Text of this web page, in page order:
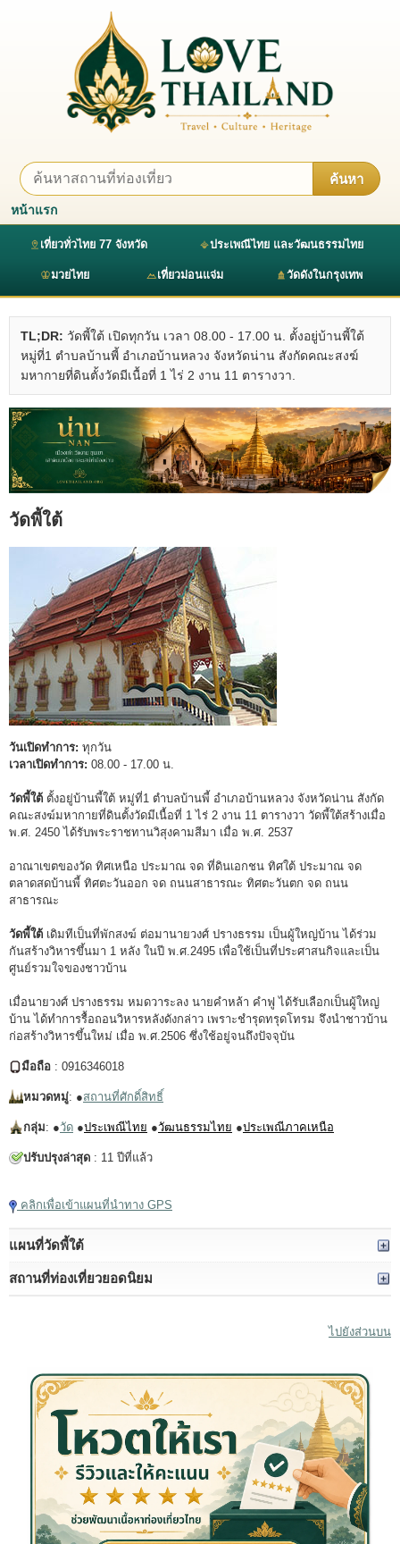
ค้นหา
หน้าแรก
เที่ยวทั่วไทย 77 จังหวัด ประเพณีไทย และวัฒนธรรมไทย
มวยไทย เที่ยวม่อนแจ่ม วัดดังในกรุงเทพ
TL;DR: วัดพี้ใต้ เปิดทุกวัน เวลา 08.00 - 17.00 น. ตั้งอยู่บ้านพี้ใต้
หมู่ที่1 ตำบลบ้านพี้ อำเภอบ้านหลวง จังหวัดน่าน สังกัดคณะสงฆ์
มหากายที่ดินตั้งวัดมีเนื้อที่ 1 ไร่ 2 งาน 11 ตารางวา.
วัดพี้ใต้
วันเปิดทำการ: ทุกวัน
เวลาเปิดทำการ: 08.00 - 17.00 น.
วัดพี้ใต้ ตั้งอยู่บ้านพี้ใต้ หมู่ที่1 ตำบลบ้านพี้ อำเภอบ้านหลวง จังหวัดน่าน สังกัด
คณะสงฆ์มหากายที่ดินตั้งวัดมีเนื้อที่ 1 ไร่ 2 งาน 11 ตารางวา วัดพี้ใต้สร้างเมื่อ
พ.ศ. 2450 ได้รับพระราชทานวิสุงคามสีมา เมื่อ พ.ศ. 2537
อาณาเขตของวัด ทิศเหนือ ประมาณ จด ที่ดินเอกชน ทิศใต้ ประมาณ จด
ตลาดสดบ้านพี้ ทิศตะวันออก จด ถนนสาธารณะ ทิศตะวันตก จด ถนน
สาธารณะ
วัดพี้ใต้ เดิมทีเป็นที่พักสงฆ์ ต่อมานายวงศ์ ปรางธรรม เป็นผู้ใหญ่บ้าน ได้ร่วม
กันสร้างวิหารขึ้นมา 1 หลัง ในปี พ.ศ.2495 เพื่อใช้เป็นที่ประศาสนกิจและเป็น
ศูนย์รวมใจของชาวบ้าน
เมื่อนายวงศ์ ปรางธรรม หมดวาระลง นายคำหล้า คำฟู ได้รับเลือกเป็นผู้ใหญ่
บ้าน ได้ทำการรื้อถอนวิหารหลังดังกล่าว เพราะชำรุดทรุดโทรม จึงนำชาวบ้าน
ก่อสร้างวิหารขึ้นใหม่ เมื่อ พ.ศ.2506 ซึ่งใช้อยู่จนถึงปัจจุบัน
มือถือ : 0916346018
หมวดหมู่: ●สถานที่ศักดิ์สิทธิ์
กลุ่ม: ●วัด ●ประเพณีไทย ●วัฒนธรรมไทย ●ประเพณีภาคเหนือ
ปรับปรุงล่าสุด : 11 ปีที่แล้ว
คลิกเพื่อเข้าแผนที่นำทาง GPS
แผนที่วัดพี้ใต้
สถานที่ท่องเที่ยวยอดนิยม
ไปยังส่วนบน